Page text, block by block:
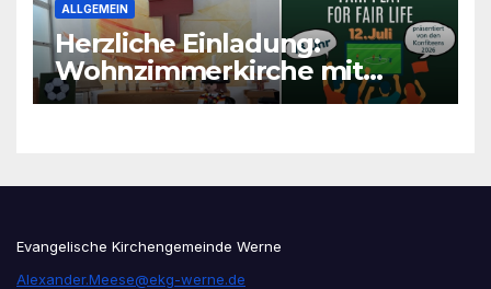
ALLGEMEIN
Herzliche Einladung:
Wohnzimmerkirche mit
unseren Konfis
Evangelische Kirchengemeinde Werne
Alexander.Meese@ekg-werne.de